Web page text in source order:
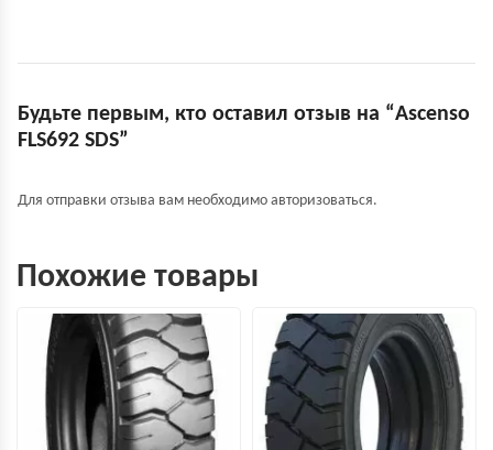
Будьте первым, кто оставил отзыв на “Ascenso
FLS692 SDS”
Для отправки отзыва вам необходимо авторизоваться.
Похожие товары